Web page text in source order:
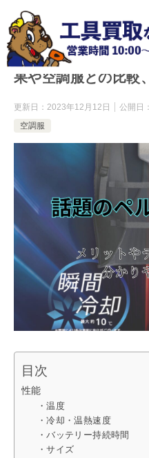
ワークマンから発売
果や空調服との比較
更新日： 2023年12月12日 公開日：
空調服
目次
性能
・温度
・冷却・温熱速度
・バッテリー持続時間
・サイズ